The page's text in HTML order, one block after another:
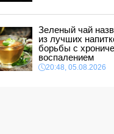
Зеленый чай
из лучших
борьбы с
воспалением
20:48, 05.08.2026